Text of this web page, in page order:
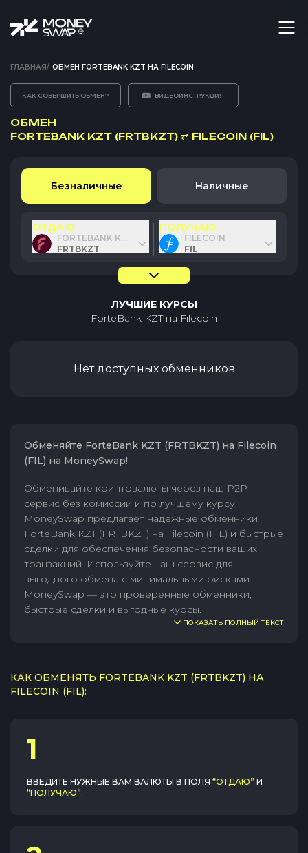
ГЛАВНАЯ/ ОБМЕН FORTEBANK KZT НА FILECOIN
КАК СОВЕРШИТЬ ОБМЕН? ВИДЕОИНСТРУКЦИЯ
ОБМЕН
FORTEBANK KZT (FRTBKZT) ⇄ FILECOIN (FIL)
Безналичные Наличные
ОТДАЮ
FORTEBANK KZT
FRTBKZT
ПОЛУЧАЮ
FILECOIN
FIL
ЛУЧШИЕ КУРСЫ
ForteBank KZTна Filecoin
Нет доступных обменников
Обменяйте ForteBank KZT (FRTBKZT) на Filecoin
(FIL) на MoneySwap!
Обменивайте криптовалюты через наш P2P-
сервис без комиссии и по лучшему курсу.
MoneySwap предлагает надежные обменники
ForteBank KZT (FRTBKZT) на Filecoin (FIL) и быстрые
сделки для обеспечения безопасности ваших
транзакций. Используйте наш сервис для
выгодного обмена с минимальными рисками.
MoneySwap — это проверенные обменники,
быстрые сделки и выгодные курсы.
ПОКАЗАТЬ ПОЛНЫЙ ТЕКСТ
КАК ОБМЕНЯТЬ FORTEBANK KZT (FRTBKZT) НА
FILECOIN (FIL):
1
ВВЕДИТЕ НУЖНЫЕ ВАМ ВАЛЮТЫ В ПОЛЯ “ОТДАЮ” И
“ПОЛУЧАЮ”.